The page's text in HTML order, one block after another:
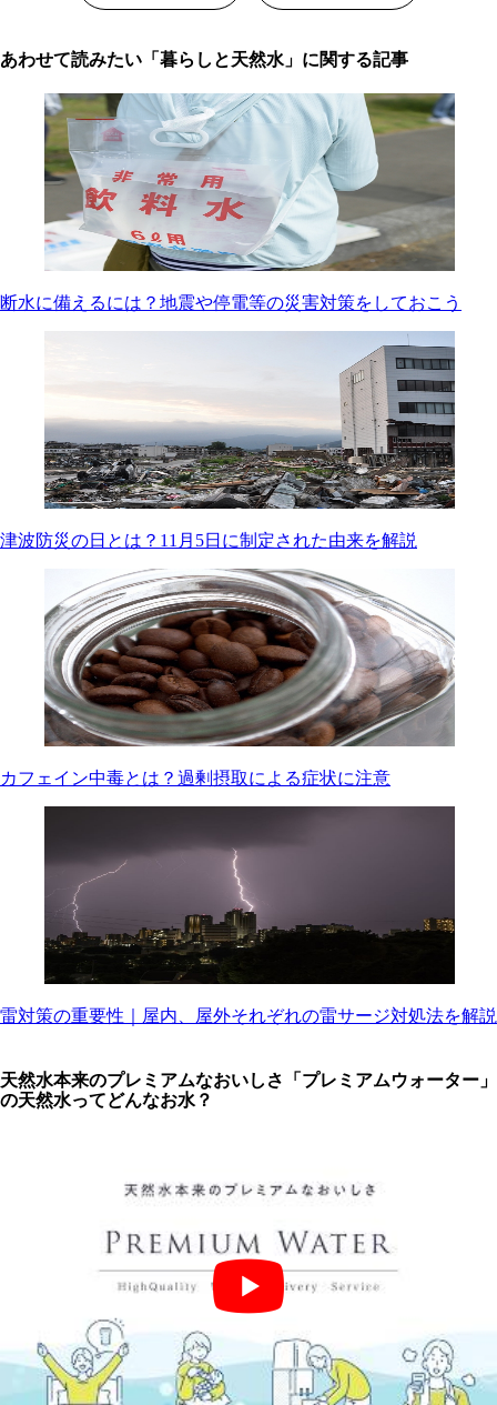
あわせて読みたい「暮らしと天然水」に関する記事
断水に備えるには？地震や停電等の災害対策をしておこう
津波防災の日とは？11月5日に制定された由来を解説
カフェイン中毒とは？過剰摂取による症状に注意
雷対策の重要性｜屋内、屋外それぞれの雷サージ対処法を解説
天然水本来のプレミアムなおいしさ「プレミアムウォーター」
の天然水ってどんなお水？